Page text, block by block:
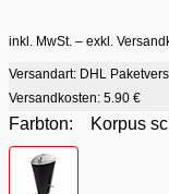
inkl. MwSt. – exkl.
Versandart: DHL
Versandkosten: 5.90 €
Farbton:
Korpus
Farbton